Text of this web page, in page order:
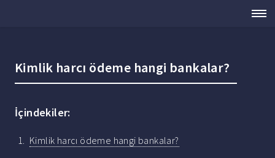
Kimlik harcı ödeme hangi bankalar?
İçindekiler:
Kimlik harcı ödeme hangi bankalar?